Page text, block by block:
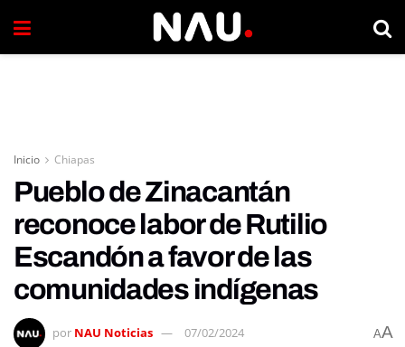
Inicio Chiapas
Pueblo de Zinacantán
reconoce labor de Rutilio
Escandón a favor de las
comunidades indígenas
por NAU Noticias 07/02/2024 AA